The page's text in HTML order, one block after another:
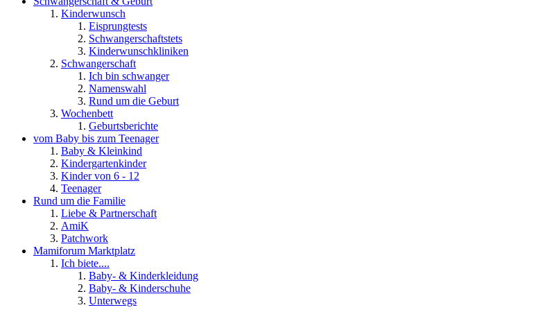
Kinderwunsch
Eisprungtests
Schwangerschaftstets
Kinderwunschkliniken
Schwangerschaft
Ich bin schwanger
Namenswahl
Rund um die Geburt
Wochenbett
Geburtsberichte
vom Baby bis zum Teenager
Baby & Kleinkind
Kindergartenkinder
Kinder von 6 - 12
Teenager
Rund um die Familie
Liebe & Partnerschaft
AmiK
Patchwork
Mamiforum Marktplatz
Ich biete....
Baby- & Kinderkleidung
Baby- & Kinderschuhe
Unterwegs